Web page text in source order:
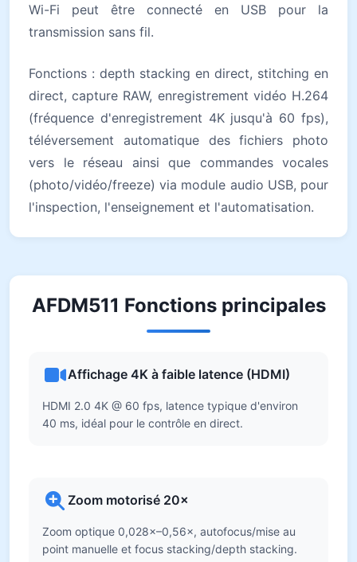
Wi-Fi peut être connecté en USB pour la
transmission sans fil.
Fonctions : depth stacking en direct, stitching en
direct, capture RAW, enregistrement vidéo H.264
(fréquence d'enregistrement 4K jusqu'à 60 fps),
téléversement automatique des fichiers photo
vers le réseau ainsi que commandes vocales
(photo/vidéo/freeze) via module audio USB, pour
l'inspection, l'enseignement et l'automatisation.
AFDM511 Fonctions principales
Affichage 4K à faible latence (HDMI)
HDMI 2.0 4K @ 60 fps, latence typique d'environ
40 ms, idéal pour le contrôle en direct.
Zoom motorisé 20×
Zoom optique 0,028×–0,56×, autofocus/mise au
point manuelle et focus stacking/depth stacking.